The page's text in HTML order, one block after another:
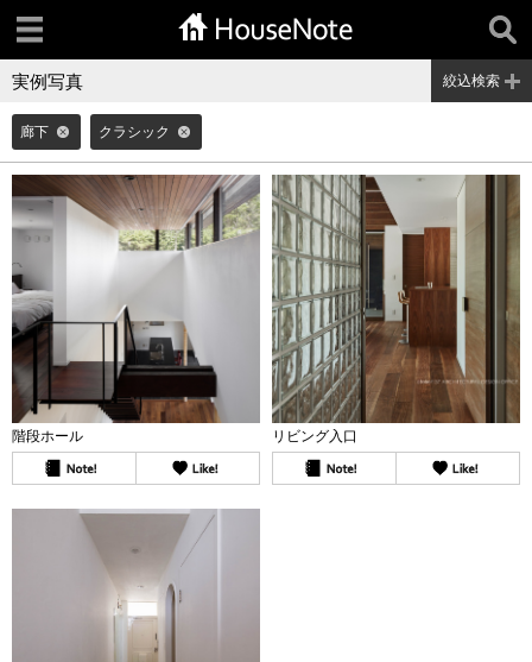
実例写真 絞込検索
廊下 クラシック
階段ホール リビング入口